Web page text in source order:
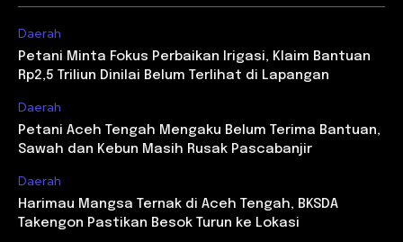
Daerah
Petani Minta Fokus Perbaikan Irigasi, Klaim Bantuan
Rp2,5 Triliun Dinilai Belum Terlihat di Lapangan
Daerah
Petani Aceh Tengah Mengaku Belum Terima Bantuan,
Sawah dan Kebun Masih Rusak Pascabanjir
Daerah
Harimau Mangsa Ternak di Aceh Tengah, BKSDA
Takengon Pastikan Besok Turun ke Lokasi